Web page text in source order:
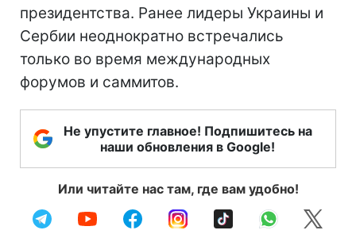
президентства. Ранее лидеры Украины и
Сербии неоднократно встречались
только во время международных
форумов и саммитов.
Не упустите главное! Подпишитесь на
наши обновления в Google!
Или читайте нас там, где вам удобно!